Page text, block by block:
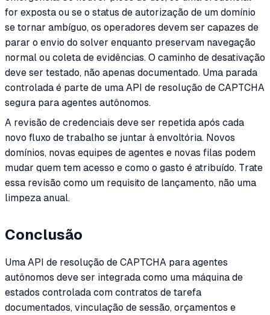
for exposta ou se o status de autorização de um domínio
se tornar ambíguo, os operadores devem ser capazes de
parar o envio do solver enquanto preservam navegação
normal ou coleta de evidências. O caminho de desativação
deve ser testado, não apenas documentado. Uma parada
controlada é parte de uma API de resolução de CAPTCHA
segura para agentes autônomos.
A revisão de credenciais deve ser repetida após cada
novo fluxo de trabalho se juntar à envoltória. Novos
domínios, novas equipes de agentes e novas filas podem
mudar quem tem acesso e como o gasto é atribuído. Trate
essa revisão como um requisito de lançamento, não uma
limpeza anual.
Conclusão
Uma API de resolução de CAPTCHA para agentes
autônomos deve ser integrada como uma máquina de
estados controlada com contratos de tarefa
documentados, vinculação de sessão, orçamentos e